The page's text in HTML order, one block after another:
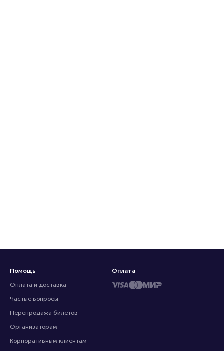
Помощь
Оплата и доставка
Частые вопросы
Перепродажа билетов
Организаторам
Корпоративным клиентам
Оплата